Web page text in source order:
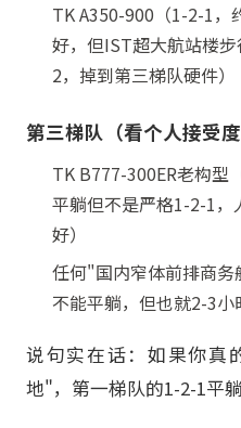
TK A350-900（1-2-1，
好，但IST超大航站楼
2，掉到第三梯队硬件）
第三梯队（看个人接受度
TK B777-300ER老构型
平躺但不是严格1-2-1，
好）
任何"国内窄体前排商务
不能平躺，但也就2-3小
说句实在话：如果你真
地"，第一梯队的1-2-1平躺